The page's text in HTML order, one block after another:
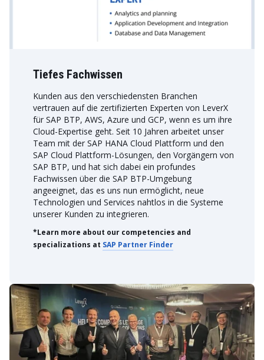
Tiefes Fachwissen
Kunden aus den verschiedensten Branchen
vertrauen auf die zertifizierten Experten von LeverX
für SAP BTP, AWS, Azure und GCP, wenn es um ihre
Cloud-Expertise geht. Seit 10 Jahren arbeitet unser
Team mit der SAP HANA Cloud Plattform und den
SAP Cloud Plattform-Lösungen, den Vorgängern von
SAP BTP, und hat sich dabei ein profundes
Fachwissen über die SAP BTP-Umgebung
angeeignet, das es uns nun ermöglicht, neue
Technologien und Services nahtlos in die Systeme
unserer Kunden zu integrieren.
*Learn more about our competencies and
specializations at SAP Partner Finder